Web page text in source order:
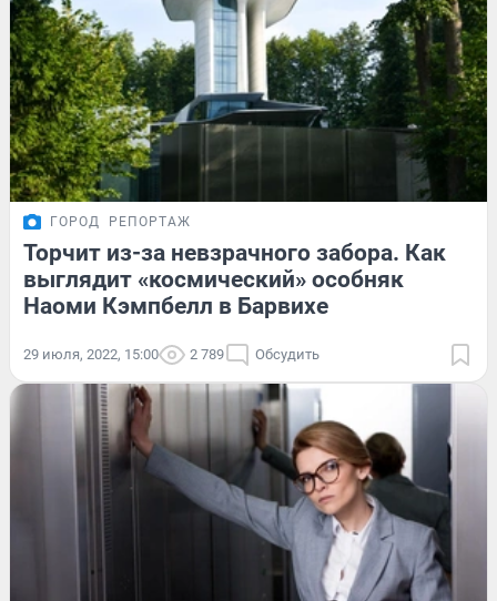
ГОРОД РЕПОРТАЖ
Торчит из-за невзрачного забора. Как
выглядит «космический» особняк
Наоми Кэмпбелл в Барвихе
29 июля, 2022, 15:00 2 789 Обсудить